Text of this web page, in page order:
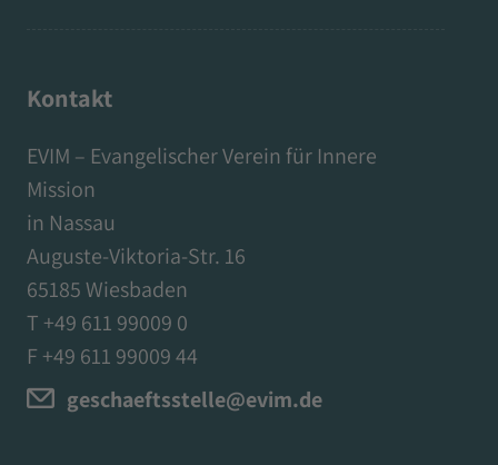
Kontakt
EVIM – Evangelischer Verein für Innere
Mission
in Nassau
Auguste-Viktoria-Str. 16
65185 Wiesbaden
T +49 611 99009 0
F +49 611 99009 44
geschaeftsstelle@evim.de